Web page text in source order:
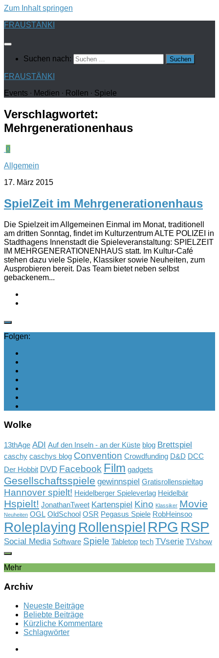
Zum Inhalt springen
FRAUSTÄNKI
Suchen nach:
FRAUSTÄNKI
Events ∙ Medien ∙ Rollen ∙ Spiele
Verschlagwortet:
Mehrgenerationenhaus
0
Allgemein
17. März 2015
SpielZeit im Mehrgenerationenhaus
Die Spielzeit im Allgemeinen Einmal im Monat, traditionell
am dritten Sonntag, findet im Kulturzentrum ALTE POLIZEI in
Stadthagens Innenstadt die Spieleveranstaltung: SPIELZEIT
IM MEHRGENERATIONENHAUS statt. Im Kultur-Café
stehen dazu viele Spiele, Klassiker sowie Neuheiten, zum
Ausprobieren bereit. Das Team bietet neben selbst
gebackenem...
Folgen:
Wolke
13thAge ADI Auf den Inseln - an der Küste blog Brettspiel
caschy caschys blog Convention Crowdfunding D&D DCC
Der Hobbit DVD Facebook Film gadgets
Gesellschaftsspiele gewinnspiel Gratisrollenspieltag
Hannover spielt! Heidelberger Spieleverlag Heidelbär
Hspielt! JonathanTweet Kartenspiel Kino Klassiker Movie
Neuheiten OGL OldSchool OSR Pegasus Spiele RobHeinsoo
Roleplaying Rollenspiel RPG RSP
Social Media Software Spiele Tabletop tech TVserie TVshow
Mehr
Archiv
Neueste Beiträge
Beliebte Beiträge
Kürzliche Kommentare
Schlagwörter